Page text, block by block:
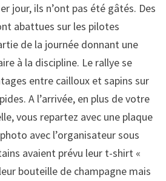
jour, ils n’ont pas été gâtés. Des
abattues sur les pilotes
de la journée donnant une
à la discipline. Le rallye se
entre cailloux et sapins sur
A l’arrivée, en plus de votre
vous repartez avec une plaque
avec l’organisateur sous
avaient prévu leur t-shirt «
bouteille de champagne mais